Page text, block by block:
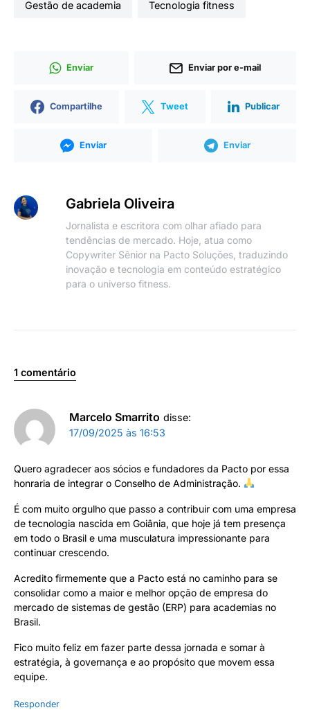
gestão de academia tecnologia fitness
Enviar Enviar por e-mail
Compartilhe Tweet Publicar
Enviar Enviar
Gabriela Oliveira
Jornalista e escritora com olhar afiado para
tendências de mercado. Hoje, atua como
Copywriter Sênior na Pacto Soluções, traduzindo
inovação e tecnologia em conteúdo estratégico
para o universo fitness.
1 comentário
Marcelo Smarrito disse:
17/09/2025 às 16:53
Quero agradecer aos sócios e fundadores da Pacto por essa
honraria de integrar o Conselho de Administração.
É com muito orgulho que passo a contribuir com uma empresa
de tecnologia nascida em Goiânia, que hoje já tem presença
em todo o Brasil e uma musculatura impressionante para
continuar crescendo.
Acredito firmemente que a Pacto está no caminho para se
consolidar como a maior e melhor opção de empresa do
mercado de sistemas de gestão (ERP) para academias no
Brasil.
Fico muito feliz em fazer parte dessa jornada e somar à
estratégia, à governança e ao propósito que movem essa
equipe.
Responder